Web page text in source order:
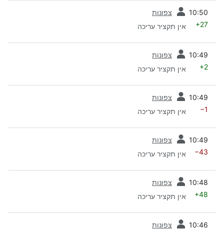
10:50 צפונות
+27 אין תקציר עריכה
10:49 צפונות
+2 אין תקציר עריכה
10:49 צפונות
−1 אין תקציר עריכה
10:49 צפונות
−43 אין תקציר עריכה
10:48 צפונות
+48 אין תקציר עריכה
10:46 צפונות